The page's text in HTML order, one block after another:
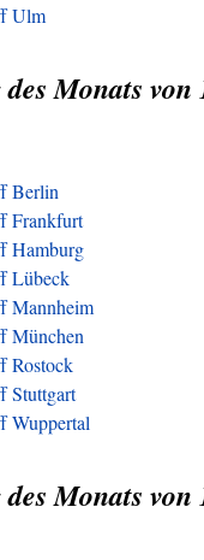
Ulm
Monats von
Berlin
Frankfurt
Hamburg
Lübeck
Mannheim
München
Rostock
Stuttgart
Wuppertal
Monats von